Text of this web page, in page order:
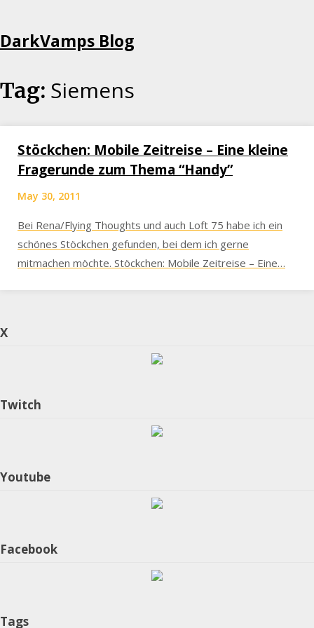
to
DarkVamps Blog
Tag: Siemens
Stöckchen: Mobile Zeitreise – Eine kleine
Fragerunde zum Thema “Handy”
May 30, 2011
Bei Rena/Flying Thoughts und auch Loft 75 habe ich ein
schönes Stöckchen gefunden, bei dem ich gerne
mitmachen möchte. Stöckchen: Mobile Zeitreise – Eine…
X
Twitch
Youtube
Facebook
Tags